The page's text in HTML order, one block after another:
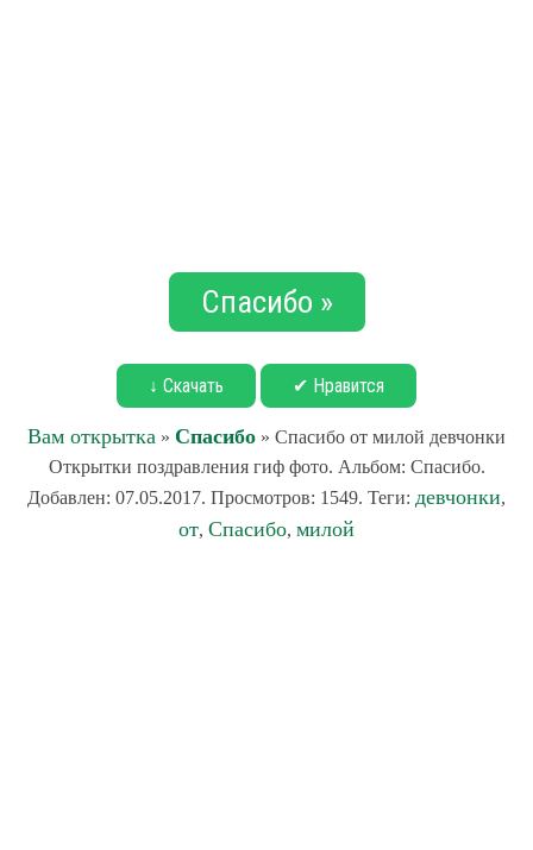
Спасибо »
↓ Скачать ✔ Нравится
Вам открытка » Спасибо » Спасибо от милой девчонки
Открытки поздравления гиф фото. Альбом: Спасибо.
Добавлен: 07.05.2017. Просмотров: 1549. Теги: девчонки,
от, Спасибо, милой